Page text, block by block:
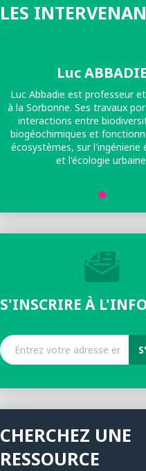
LES
Luc ABBADIE
Luc Abbadie est professeur
à la Sorbonne. Ses travaux
interactions entre
biogéochimiques et
écosystèmes, sur l'ingénierie
et l'écologie
S'INSCRIRE À
CHERCHEZ UNE
RESSOURCE